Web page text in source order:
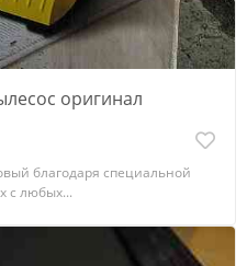
оригинал
благодаря специальной
с любых...